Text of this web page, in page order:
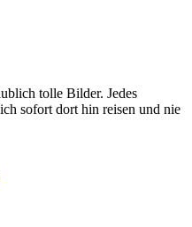
tolle Bilder. Jedes
sofort dort hin reisen und nie